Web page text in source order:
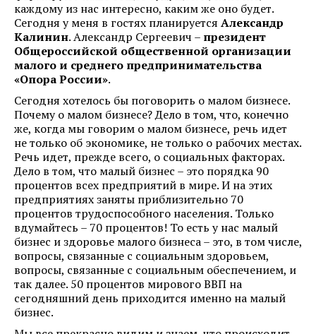
каждому из нас интересно, каким же оно будет.
Сегодня у меня в гостях планируется Александр
Калинин. Александр Сергеевич – президент
Общероссийской общественной организации
малого и среднего предпринимательства
«Опора России».
Сегодня хотелось бы поговорить о малом бизнесе.
Почему о малом бизнесе? Дело в том, что, конечно
же, когда мы говорим о малом бизнесе, речь идет
не только об экономике, не только о рабочих местах.
Речь идет, прежде всего, о социальных факторах.
Дело в том, что малый бизнес – это порядка 90
процентов всех предприятий в мире. И на этих
предприятиях заняты приблизительно 70
процентов трудоспособного населения. Только
вдумайтесь – 70 процентов! То есть у нас малый
бизнес и здоровье малого бизнеса – это, в том числе,
вопросы, связанные с социальным здоровьем,
вопросы, связанные с социальным обеспечением, и
так далее. 50 процентов мирового ВВП на
сегодняшний день приходится именно на малый
бизнес.